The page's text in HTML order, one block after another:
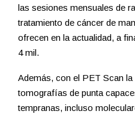
las sesiones mensuales de
tratamiento de cáncer de
ofrecen en la actualidad, a
4 mil.
Además, con el PET Scan la
tomografías de punta
tempranas, incluso